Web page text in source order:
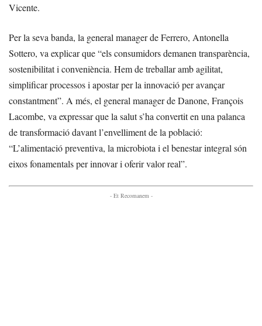
Vicente.
Per la seva banda, la general manager de Ferrero, Antonella
Sottero, va explicar que “els consumidors demanen transparència,
sostenibilitat i conveniència. Hem de treballar amb agilitat,
simplificar processos i apostar per la innovació per avançar
constantment”. A més, el general manager de Danone, François
Lacombe, va expressar que la salut s’ha convertit en una palanca
de transformació davant l’envelliment de la població:
“L’alimentació preventiva, la microbiota i el benestar integral són
eixos fonamentals per innovar i oferir valor real”.
- Et Recomanem -